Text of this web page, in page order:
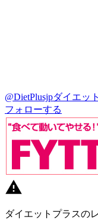
@DietPlusjpダイエッ
フォローする
ダイエットプラスの